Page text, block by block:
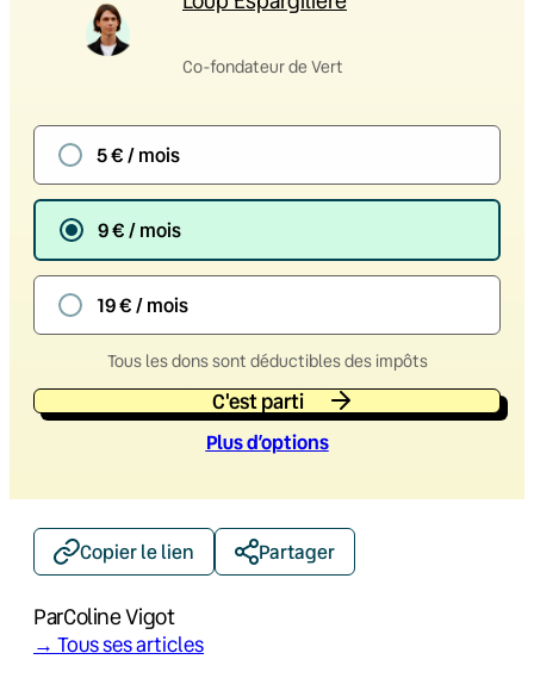
Co-fondateur de Vert
5 € / mois
9 € / mois
19 € / mois
Tous les dons sont déductibles des impôts
C'est parti
Plus d’options
Copier le lien Partager
ParColine Vigot
→ Tous ses articles